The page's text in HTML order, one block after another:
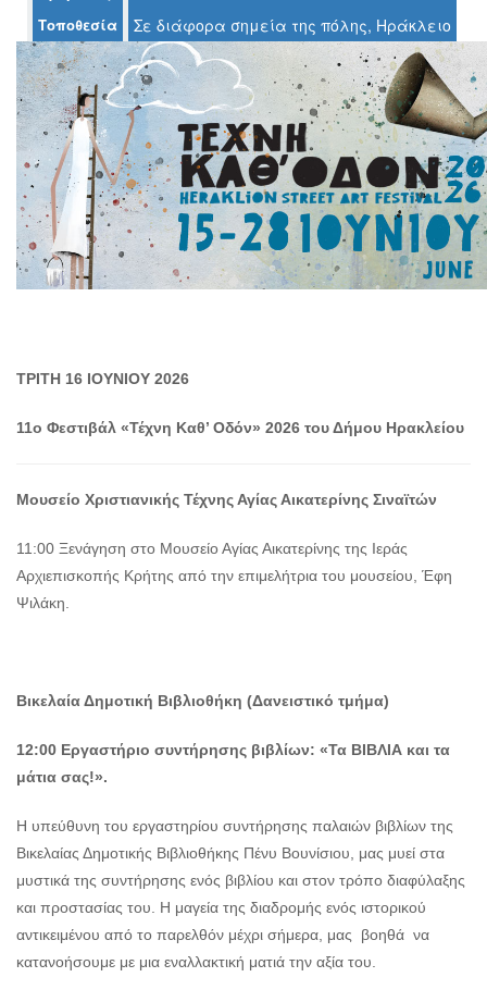
ΤΟΠΟΣ
ΜΑΣ
ΔΗΜΟΣ
ΠΟΛΙΤΙΣΜΟΣ
ΑΝΘΕΚΤΙΚΗ
ΠΟΛΗ
Τοποθεσία Σε διάφορα σημεία της πόλης, Ηράκλειο
ΤΡΙΤΗ 16 ΙΟΥΝΙΟΥ 2026
11ο Φεστιβάλ «Τέχνη Καθ’ Οδόν» 2026 του Δήμου Ηρακλείου
Μουσείο Χριστιανικής Τέχνης Αγίας Αικατερίνης Σιναϊτών
11:00 Ξενάγηση στο Μουσείο Αγίας Αικατερίνης της Ιεράς
Αρχιεπισκοπής Κρήτης από την επιμελήτρια του μουσείου, Έφη
Ψιλάκη.
Βικελαία Δημοτική Βιβλιοθήκη (Δανειστικό τμήμα)
12:00 Εργαστήριο συντήρησης βιβλίων: «Τα ΒΙΒΛΙΑ και τα
μάτια σας!».
Η υπεύθυνη του εργαστηρίου συντήρησης παλαιών βιβλίων της
Βικελαίας Δημοτικής Βιβλιοθήκης Πένυ Βουνίσιου, μας μυεί στα
μυστικά της συντήρησης ενός βιβλίου και στον τρόπο διαφύλαξης
και προστασίας του. Η μαγεία της διαδρομής ενός ιστορικού
αντικειμένου από το παρελθόν μέχρι σήμερα, μας βοηθά να
κατανοήσουμε με μια εναλλακτική ματιά την αξία του.